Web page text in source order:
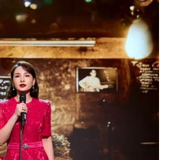
thức nếu không có sự chấp
VTV.vn khi phát hành lại